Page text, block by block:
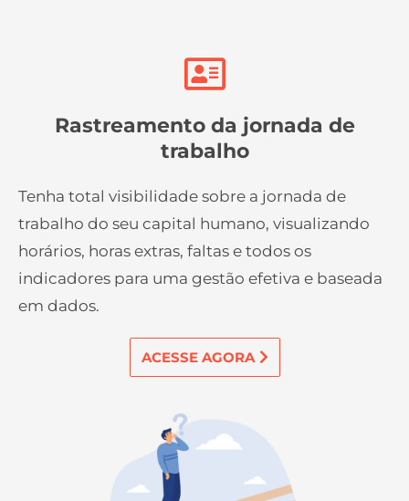
Rastreamento da jornada de
trabalho
Tenha total visibilidade sobre a jornada de
trabalho do seu capital humano, visualizando
horários, horas extras, faltas e todos os
indicadores para uma gestão efetiva e baseada
em dados.
ACESSE AGORA